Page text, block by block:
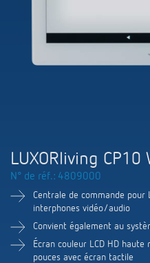
Spots LED
Accessoires
Systèmes KNX
Détecteurs de
Projecteur à LED
Commutation et
Médiathèque
Catalogues et
Communiqué de
BIM-Portail
Durabilité
Design
Historique
Contact
Demande
Distribution dans
Quantum
Aide au Choix
LUXORliving CP10
N° de réf.: 4809000
Centrale de commande
interphones vidéo/audio
Convient également au
Écran couleur LCD HD
pouces avec écran tactile